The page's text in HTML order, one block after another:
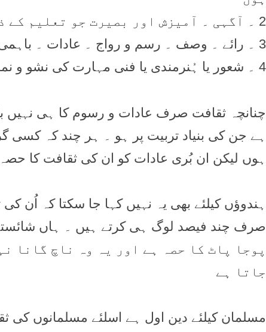
2 ۔ آگہی ۔ آمیزش اور بصیرت جو تعلیم کے ذریعہ حاصل ہو
3 ۔ رائے ۔ وصف ۔ رسم و رواج ۔ عادات ۔ باہمی طور طریقے
4 ۔ شعور یا ہُنرمندی یا فنی مہارت کی نشو و نما
چنانچہ ثقافت صرف عادات و رسوم کا ہی نہیں
ہے جن کی بنیاد تربیت پر ہو ۔ ہر چند کہ کسی
ہوں لیکن ان بُری عادات کو ان کی ثقافت کا
ہندوؤں کیلئے بھی یہ نہیں کہا جا سکتا کہ اُن کی
پوجا پاٹ کا حصہ ہے اور یہ وہ ناچ گانا
جاتا ہے
مسلمان کیلئے دین اول ہے اسلئے مسلمانوں کی